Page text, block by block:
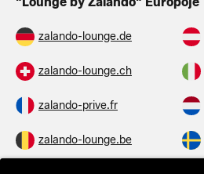
"Lounge by Zalando" Europoje
zalando-lounge.de
zalando-lounge.ch
zalando-prive.fr